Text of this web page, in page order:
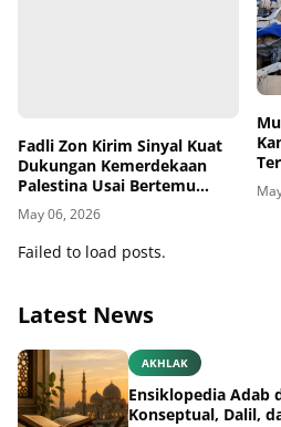
Dukungan Kemerdekaan
Palestina Usai Bertemu
Delegasi di Kemenbud
May 06, 2026
Failed to load posts.
Ensiklopedia Adab
Konseptual, Dalil,
dalam Kehidupan